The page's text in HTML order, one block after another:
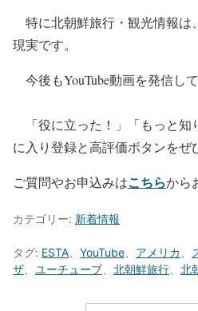
特に北朝鮮旅行・観光情報は
現実です。
今後もYouTube動画を発信して
「役に立った！」「もっと知
に入り登録と高評価ボタンをぜ
ご質問やお申込みはこちらから
カテゴリー: 新着情報
タグ: ESTA YouTube アメリカ
ザ
ユーチューブ 北朝鮮旅行 北